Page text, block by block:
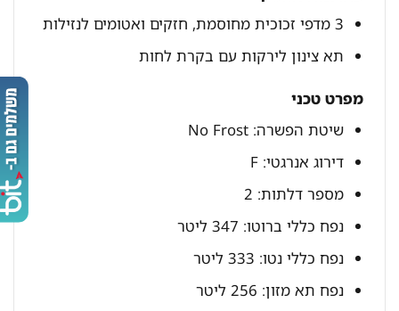
3 מדפי זכוכית מחוסמת, חזקים ואטומים לנזילות
תא צינון לירקות עם בקרת לחות
מפרט טכני
שיטת הפשרה: No Frost
דירוג אנרגטי: F
מספר דלתות: 2
נפח כללי ברוטו: 347 ליטר
נפח כללי נטו: 333 ליטר
נפח תא מזון: 256 ליטר